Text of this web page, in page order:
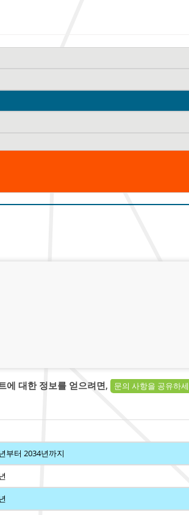
에 대한 정보를 얻으려면, 문의 사항을 공유하
부터 2034년까지